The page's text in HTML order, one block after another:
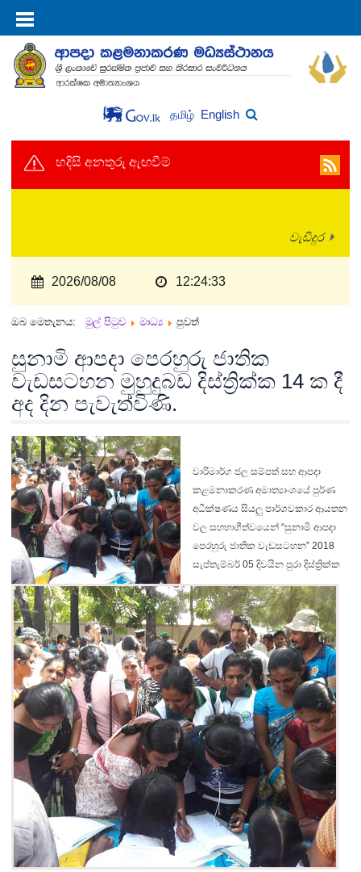
தமிழ் English
හදිසි අනතුරු ඇඟවීම්
වැඩිදුර
2026/08/08 12:24:34
ඔබ මෙතැනය: මුල් පිටුව මාධ්‍ය පුවත්
සුනාමි ආපදා පෙරහුරු ජාතික
වැඩසටහන‍ මුහුදුබඩ දිස්ත්‍රික්ක 14 ක දී
අද දින පැවැත්විණි.
වාරිමාර්ග ජල සම්පත් සහ ආපදා
කළමනාකරණ අමාත්‍යාංශයේ පුර්ණ
අධීක්ෂණය සියලු පාර්ශවකාර ආයතන
වල සහභාගීත්වයෙන් “සුනාමි ආපදා
පෙරහුරු ජාතික වැඩසටහන” 2018
සැප්තැම්බර් 05 දිවයින පුරා දිස්ත්‍රික්ක